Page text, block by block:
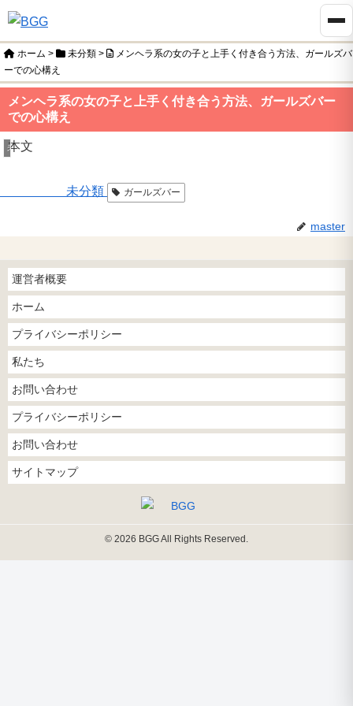
ホーム > 未分類 >
メンヘラ系の女の子と上手く付き合う方法、ガールズバ
ーでの心構え
メンヘラ系の女の子と上手く付き合う方法、ガールズバー
での心構え
未分類
本文
未分類 ガールズバー
master
運営者概要
ホーム
プライバシーポリシー
私たち
お問い合わせ
プライバシーポリシー
お問い合わせ
サイトマップ
© 2026 BGG All Rights Reserved.